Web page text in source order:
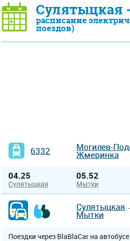
расписание
поездов)
6332 Могилев-
Жмеринка
04.25
Сулятыцкая
05.52
Мытки
Сулятыцкая
Мытки
Поездки через BlaBlaCar на